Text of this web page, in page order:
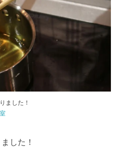
ました！
した！